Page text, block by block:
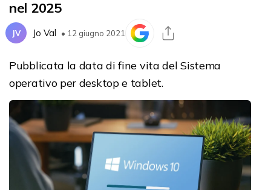
nel 2025
JV Jo Val • 12 giugno 2021
Pubblicata la data di fine vita del Sistema
operativo per desktop e tablet.